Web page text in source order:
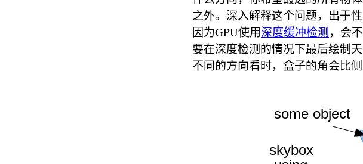
之外。深入解释这个问题，出于
因为GPU使用深度缓冲检测，会
要在深度检测的情况下最后绘制
不同的方向看时，盒子的角会比